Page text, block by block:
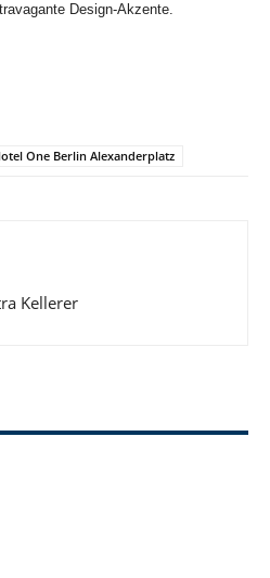
Design-Akzente.
One Berlin Alexanderplatz
Kellerer